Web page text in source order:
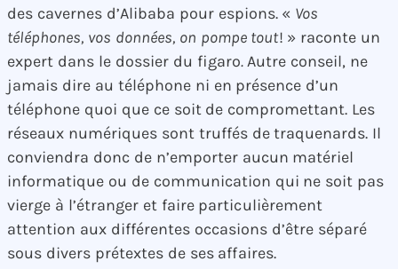
des cavernes d’Alibaba pour espions. « Vos
téléphones, vos données, on pompe tout! » raconte un
expert dans le dossier du figaro.Autre conseil, ne
jamais dire au téléphone ni en présence d’un
téléphone quoi que ce soit de compromettant. Les
réseaux numériques sont truffés de traquenards. Il
conviendra donc de n’emporter aucun matériel
informatique ou de communication qui ne soit pas
vierge à l’étranger et faire particulièrement
attention aux différentes occasions d’être séparé
sous divers prétextes de ses affaires.